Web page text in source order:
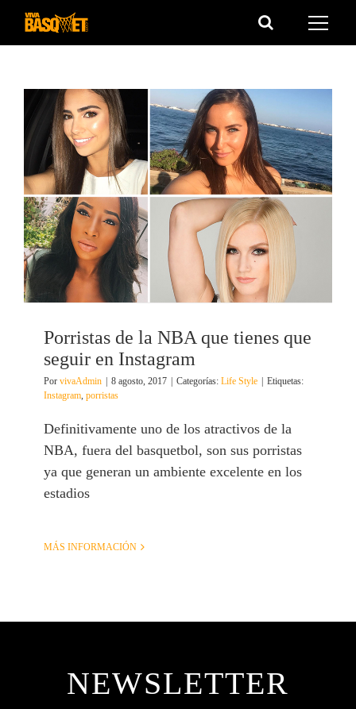
Saltar
Porristas de la NBA que tienes que
seguir en Instagram
Por vivaAdmin 8 agosto, 2017 Categorías: Life Style
Etiquetas:
Instagram, porristas
Definitivamente uno de los atractivos de la
NBA, fuera del basquetbol, son sus porristas
ya que generan un ambiente excelente en los
estadios
MÁS INFORMACIÓN
NEWSLETTER